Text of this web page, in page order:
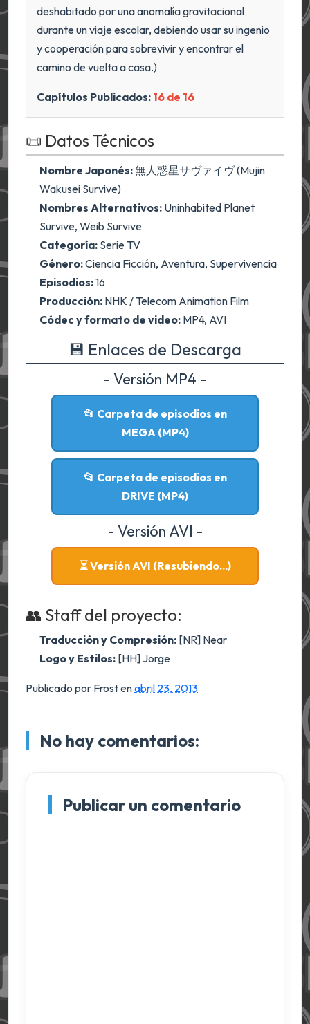
deshabitado por una anomalía gravitacional
durante un viaje escolar, debiendo usar su ingenio
y cooperación para sobrevivir y encontrar el
camino de vuelta a casa.)
Capítulos Publicados: 16 de 16
📜 Datos Técnicos
Nombre Japonés:無人惑星サヴァイヴ (Mujin
Wakusei Survive)
Nombres Alternativos: Uninhabited Planet
Survive, Weib Survive
Categoría: Serie TV
Género:Ciencia Ficción, Aventura, Supervivencia
Episodios:16
Producción: NHK / Telecom Animation Film
Códec y formato de video: MP4, AVI
💾 Enlaces de Descarga
- Versión MP4 -
📂 Carpeta de episodios en
MEGA (MP4)
📂 Carpeta de episodios en
DRIVE (MP4)
- Versión AVI -
⏳ Versión AVI (Resubiendo...)
👥 Staff del proyecto:
Traducción y Compresión: [NR] Near
Logo y Estilos: [HH] Jorge
Publicado por Frostenabril 23, 2013
No hay comentarios:
Publicar un comentario